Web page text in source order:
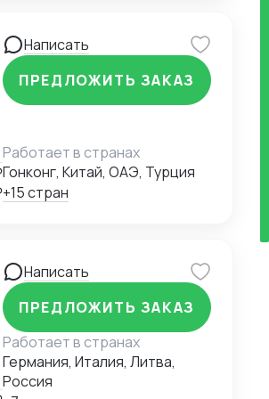
Написать
ПРЕДЛОЖИТЬ ЗАКАЗ
Работает в странах
Гонконг, Китай, ОАЭ, Турция
+15 стран
Написать
ПРЕДЛОЖИТЬ ЗАКАЗ
Работает в странах
Германия, Италия, Литва,
Россия